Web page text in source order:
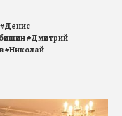
#Денис
#Дмитрий
#Николай